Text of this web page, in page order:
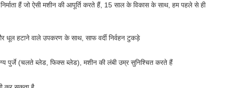
हैं जो ऐसी मशीन की आपूर्ति करते हैं, 15 साल के विकास के साथ, हम पहले से ही
धूल हटाने वाले उपकरण के साथ, साफ वर्दी निर्वहन टुकड़े
पुर्जे (चलते ब्लेड, फिक्स ब्लेड), मशीन की लंबी उम्र सुनिश्चित करते हैं